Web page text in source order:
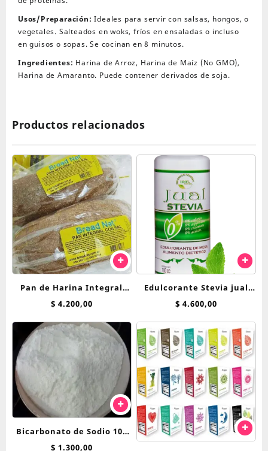
Usos/Preparación:Ideales para servir con salsas, hongos, o
vegetales. Salteados en woks, fríos en ensaladas o incluso
en guisos o sopas. Se cocinan en 8 minutos.
Ingredientes: Harina de Arroz, Harina de Maíz (No GMO),
Harina de Amaranto. Puede contener derivados de soja.
Productos relacionados
Pan de Harina Integral
Breadnet
$ 4.200,00
Edulcorante Stevia jual
125cc liquida
$ 4.600,00
Bicarbonato de Sodio 100
grs
$ 1.300,00